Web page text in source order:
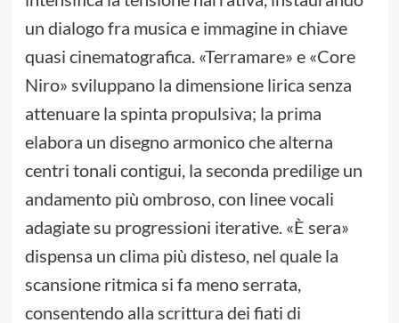
un dialogo fra musica e immagine in chiave
quasi cinematografica. «Terramare» e «Core
Niro» sviluppano la dimensione lirica senza
attenuare la spinta propulsiva; la prima
elabora un disegno armonico che alterna
centri tonali contigui, la seconda predilige un
andamento più ombroso, con linee vocali
adagiate su progressioni iterative. «È sera»
dispensa un clima più disteso, nel quale la
scansione ritmica si fa meno serrata,
consentendo alla scrittura dei fiati di